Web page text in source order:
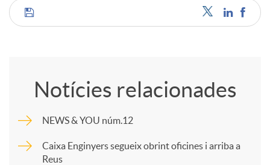
C
p
Notícies relacionades
NEWS & YOU núm.12
Caixa Enginyers segueix obrint oficines i arriba a
Reus